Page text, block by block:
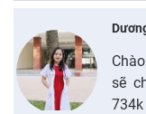
sẽ
734k